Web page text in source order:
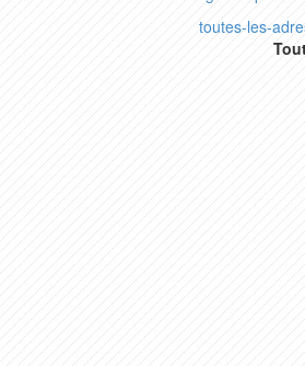
toutes-les-